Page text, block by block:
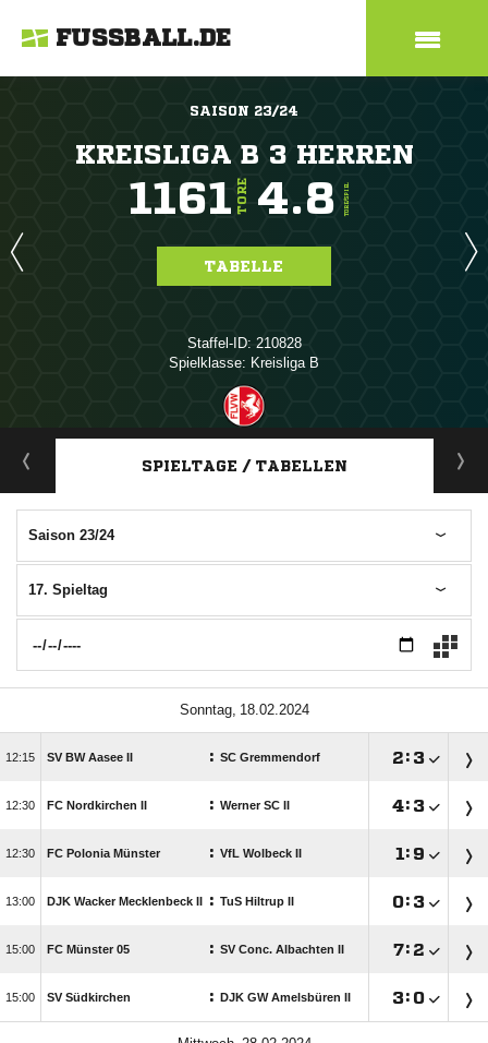
FUSSBALL.DE
SAISON 23/24
KREISLIGA B 3 HERREN
1161TORE 4.8 TORE/SPIEL
TABELLE
Staffel-ID: 210828
Spielklasse: Kreisliga B
ANZEIGE
SPIELTAGE / TABELLEN
Saison 23/24
17. Spieltag
 
 SV BW Aasee II : SC Gremmendorf : 
 FC Nordkirchen II : Werner SC II : 
 FC Polonia Münster : VfL Wolbeck II  : 
 DJK Wacker Mecklenbeck II : TuS Hiltrup II : 
 FC Münster 05 : SV Conc. Albachten II : 
 SV Südkirchen : DJK GW Amelsbüren II : 